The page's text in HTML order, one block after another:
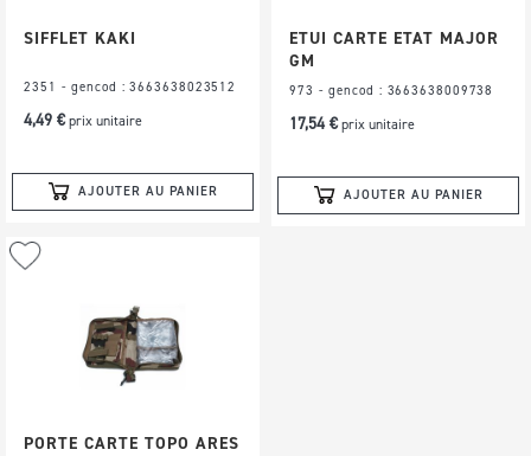
SIFFLET KAKI
2351 - gencod : 3663638023512
4,49 €prix unitaire
AJOUTER AU PANIER
ETUI CARTE ETAT MAJOR
GM
973 - gencod : 3663638009738
17,54 €prix unitaire
AJOUTER AU PANIER
PORTE CARTE TOPO ARES
Ajouter